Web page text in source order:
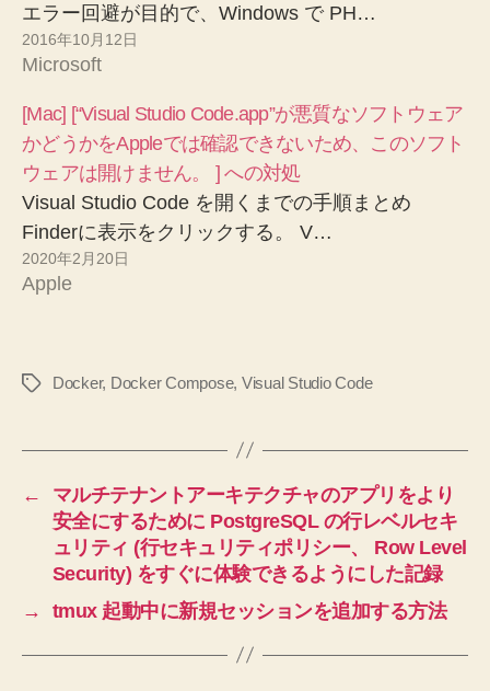
エラー回避が目的で、Windows で PH…
2016年10月12日
Microsoft
[Mac] [“Visual Studio Code.app”が悪質なソフトウェア
かどうかをAppleでは確認できないため、このソフト
ウェアは開けません。 ] への対処
Visual Studio Code を開くまでの手順まとめ
Finderに表示をクリックする。 V…
2020年2月20日
Apple
タ
Docker, Docker Compose, Visual Studio Code
←
マルチテナントアーキテクチャのアプリをより
安全にするために PostgreSQL の行レベルセキ
ュリティ (行セキュリティポリシー、 Row Level
Security) をすぐに体験できるようにした記録
→
tmux 起動中に新規セッションを追加する方法